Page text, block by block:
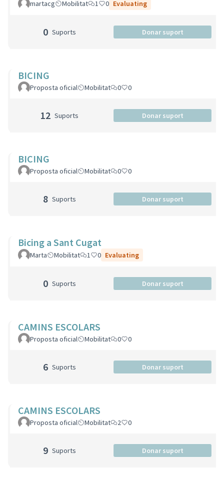
martacg Mobilitat 1 0 Evaluating
0 Suports Donar suport
BICING
Proposta oficial Mobilitat 0 0
12 Suports Donar suport
BICING
Proposta oficial Mobilitat 0 0
8 Suports Donar suport
Bicing a Sant Cugat
Marta Mobilitat 1 0 Evaluating
0 Suports Donar suport
CAMINS ESCOLARS
Proposta oficial Mobilitat 0 0
6 Suports Donar suport
CAMINS ESCOLARS
Proposta oficial Mobilitat 2 0
9 Suports Donar suport